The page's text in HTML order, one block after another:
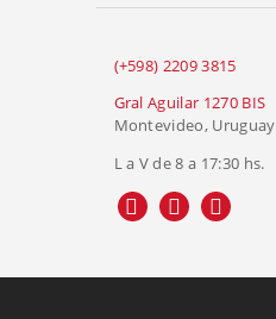
(+598) 2209 3815
Gral Aguilar 1270 BIS
Montevideo, Uruguay
L a V de 8 a 17:30 hs.